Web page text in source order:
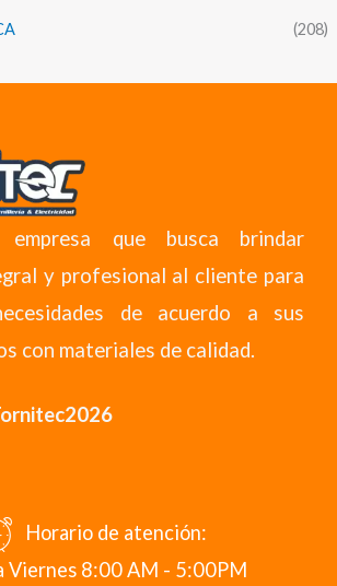
(208)
empresa que busca brindar
y profesional al cliente para
de acuerdo a sus
con materiales de calidad.
Horario de atención:
Viernes 8:00 AM - 5:00PM